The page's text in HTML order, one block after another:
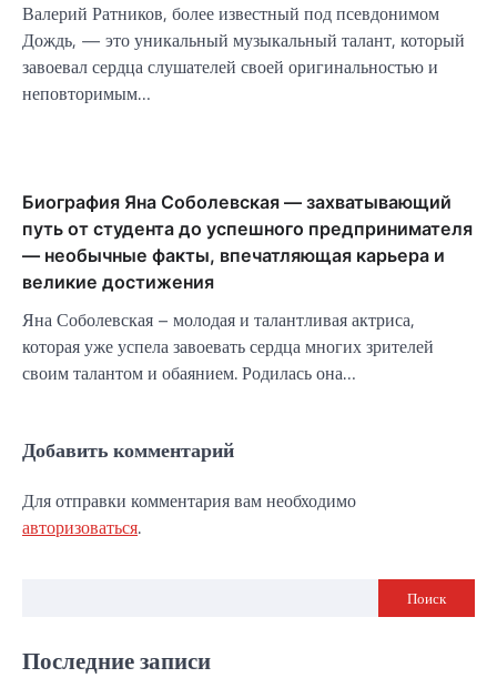
Валерий Ратников, более известный под псевдонимом
Дождь, — это уникальный музыкальный талант, который
завоевал сердца слушателей своей оригинальностью и
неповторимым…
Биография Яна Соболевская — захватывающий
путь от студента до успешного предпринимателя
— необычные факты, впечатляющая карьера и
великие достижения
Яна Соболевская – молодая и талантливая актриса,
которая уже успела завоевать сердца многих зрителей
своим талантом и обаянием. Родилась она…
Добавить комментарий
Для отправки комментария вам необходимо
авторизоваться.
Поиск
Последние записи